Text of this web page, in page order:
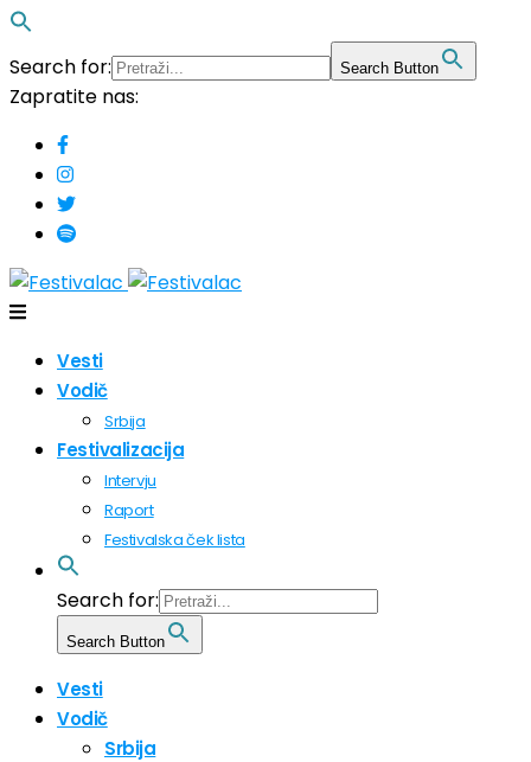
Search for: Search Button
Zapratite nas:
Vesti
Vodič
Srbija
Festivalizacija
Intervju
Raport
Festivalska ček lista
Search for:
Search Button
Vesti
Vodič
Srbija